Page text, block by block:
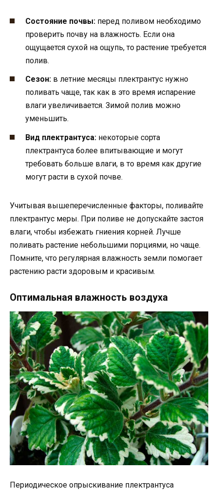
Состояние почвы: перед поливом необходимо
проверить почву на влажность. Если она
ощущается сухой на ощупь, то растение требуется
полив.
Сезон: в летние месяцы плектрантус нужно
поливать чаще, так как в это время испарение
влаги увеличивается. Зимой полив можно
уменьшить.
Вид плектрантуса: некоторые сорта
плектрантуса более впитывающие и могут
требовать больше влаги, в то время как другие
могут расти в сухой почве.
Учитывая вышеперечисленные факторы, поливайте
плектрантус меры. При поливе не допускайте застоя
влаги, чтобы избежать гниения корней. Лучше
поливать растение небольшими порциями, но чаще.
Помните, что регулярная влажность земли помогает
растению расти здоровым и красивым.
Оптимальная влажность воздуха
Периодическое опрыскивание плектрантуса